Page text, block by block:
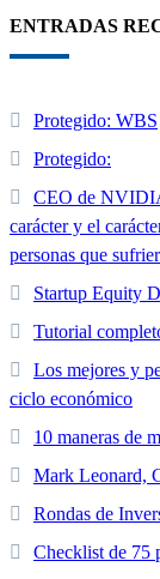
ENTRADAS
Protegido: WBS
Protegido:
CEO de
carácter y el
personas que
Startup Equity
Tutorial
Los mejores y
ciclo económico
10 maneras de
Mark Leonard,
Rondas de
Checklist de 75